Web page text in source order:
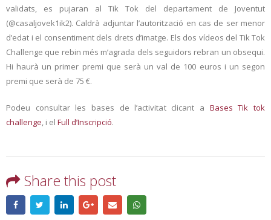
validats, es pujaran al Tik Tok del departament de Joventut
(@casaljovek1ik2). Caldrà adjuntar l’autorització en cas de ser menor
d’edat i el consentiment dels drets d’imatge. Els dos vídeos del Tik Tok
Challenge que rebin més m’agrada dels seguidors rebran un obsequi.
Hi haurà un primer premi que serà un val de 100 euros i un segon
premi que serà de 75 €.
Podeu consultar les bases de l’activitat clicant a Bases Tik tok
challenge, i el Full d’Inscripció.
Share this post